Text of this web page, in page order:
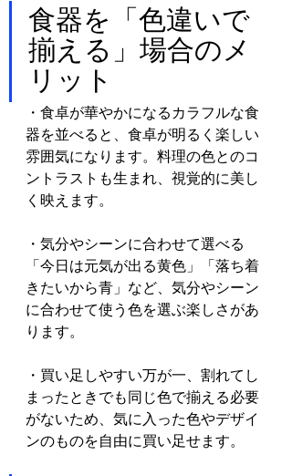
食器を「色違いで
揃える」場合のメ
リット
・食卓が華やかになるカラフルな食
器を並べると、食卓が明るく楽しい
雰囲気になります。料理の色とのコ
ントラストも生まれ、視覚的に美し
く映えます。
・気分やシーンに合わせて選べる
「今日は元気が出る黄色」「落ち着
きたいから青」など、気分やシーン
に合わせて使う色を選ぶ楽しさがあ
ります。
・買い足しやすい万が一、割れてし
まったときでも同じ色で揃える必要
がないため、気に入った色やデザイ
ンのものを自由に買い足せます。